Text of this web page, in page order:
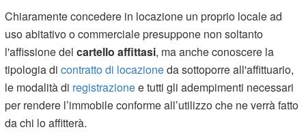
Chiaramente concedere in locazione un proprio locale ad
uso abitativo o commerciale presuppone non soltanto
l'affissione delcartello affittasi, ma anche conoscere la
tipologia dicontratto di locazioneda sottoporre all'affittuario,
le modalità di registrazionee tutti gli adempimenti necessari
per rendere l’immobile conforme all’utilizzo che ne verrà fatto
da chi lo affitterà.